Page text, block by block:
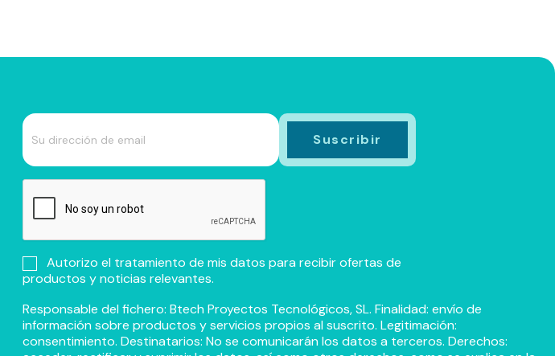
Autorizo el tratamiento de mis datos para recibir ofertas de
productos y noticias relevantes.
Responsable del fichero: Btech Proyectos Tecnológicos, SL. Finalidad: envío de
información sobre productos y servicios propios al suscrito. Legitimación:
consentimiento. Destinatarios: No se comunicarán los datos a terceros. Derechos: